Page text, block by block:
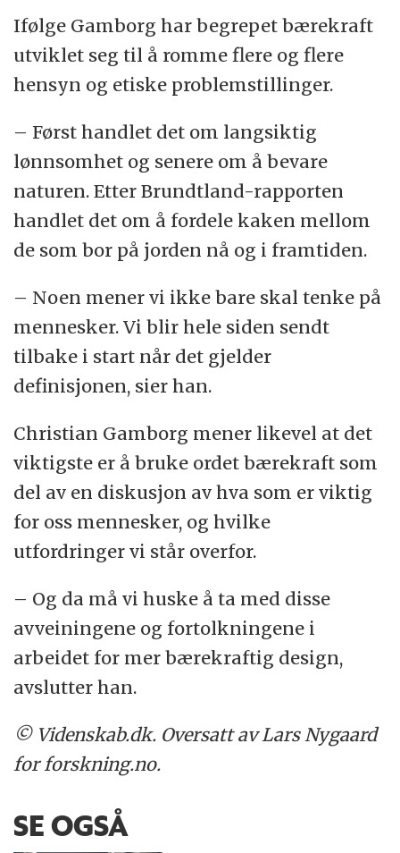
Ifølge Gamborg har begrepet bærekraft
utviklet seg til å romme flere og flere
hensyn og etiske problemstillinger.
– Først handlet det om langsiktig
lønnsomhet og senere om å bevare
naturen. Etter Brundtland-rapporten
handlet det om å fordele kaken mellom
de som bor på jorden nå og i framtiden.
– Noen mener vi ikke bare skal tenke på
mennesker. Vi blir hele siden sendt
tilbake i start når det gjelder
definisjonen, sier han.
Christian Gamborg mener likevel at det
viktigste er å bruke ordet bærekraft som
del av en diskusjon av hva som er viktig
for oss mennesker, og hvilke
utfordringer vi står overfor.
– Og da må vi huske å ta med disse
avveiningene og fortolkningene i
arbeidet for mer bærekraftig design,
avslutter han.
© Videnskab.dk. Oversatt av Lars Nygaard
for forskning.no.
SE OGSÅ